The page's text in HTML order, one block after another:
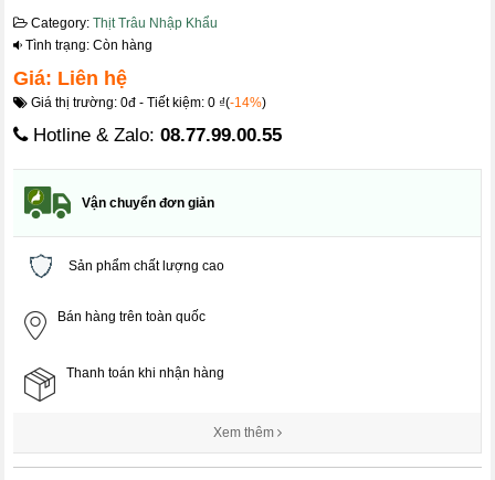
Category:Thịt Trâu Nhập Khẩu
Tình trạng: Còn hàng
Giá: Liên hệ
Giá thị trường: 0đ - Tiết kiệm: 0 ₫(-14%)
Hotline & Zalo:08.77.99.00.55
Vận chuyển đơn giản
Sản phẩm chất lượng cao
Bán hàng trên toàn quốc
Thanh toán khi nhận hàng
Xem thêm